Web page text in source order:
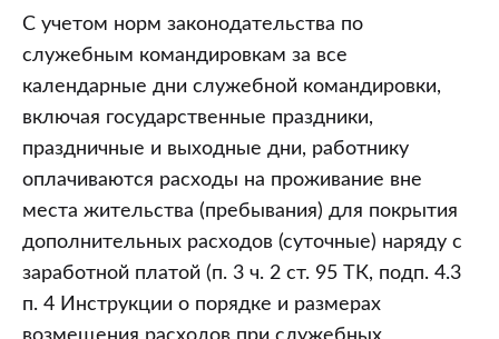
С учетом норм законодательства по
служебным командировкам за все
календарные дни служебной командировки,
включая государственные праздники,
праздничные и выходные дни, работнику
оплачиваются расходы на проживание вне
места жительства (пребывания) для покрытия
дополнительных расходов (суточные) наряду с
заработной платой (п. 3 ч. 2 ст. 95 ТК, подп. 4.3
п. 4 Инструкции о порядке и размерах